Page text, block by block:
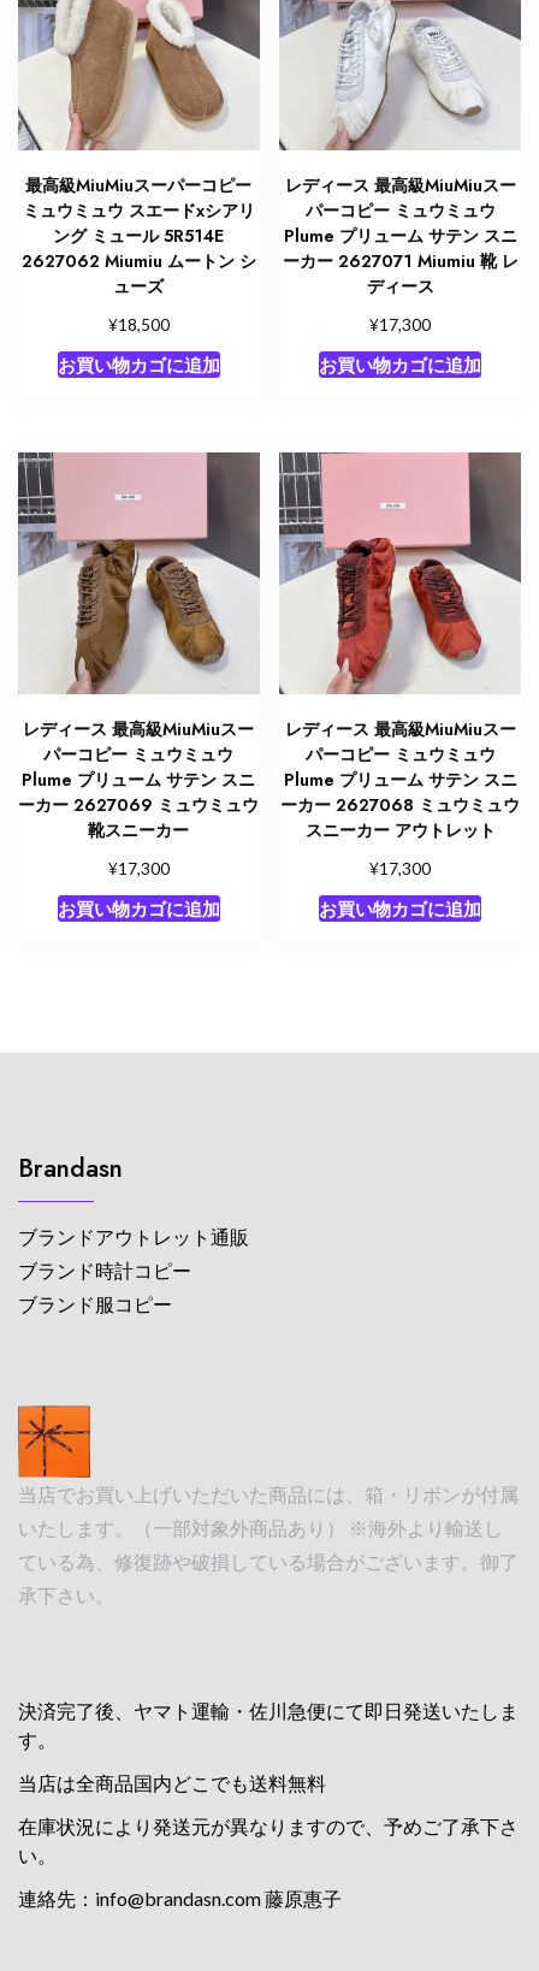
最高級MiuMiuスーパーコピー
ミュウミュウ スエードxシアリ
ング ミュール 5R514E
2627062 Miumiu ムートン シ
ューズ
¥18,500
お買い物カゴに追加
レディース 最高級MiuMiuスー
パーコピー ミュウミュウ
Plume プリューム サテン スニ
ーカー 2627071 Miumiu 靴 レ
ディース
¥17,300
お買い物カゴに追加
レディース 最高級MiuMiuスー
パーコピー ミュウミュウ
Plume プリューム サテン スニ
ーカー 2627069 ミュウミュウ
靴スニーカー
¥17,300
お買い物カゴに追加
レディース 最高級MiuMiuスー
パーコピー ミュウミュウ
Plume プリューム サテン スニ
ーカー 2627068 ミュウミュウ
スニーカー アウトレット
¥17,300
お買い物カゴに追加
Brandasn
ブランドアウトレット通販
ブランド時計コピー
ブランド服コピー
当店でお買い上げいただいた商品には、箱・リボンが付属
いたします。（一部対象外商品あり） ※海外より輸送し
ている為、修復跡や破損している場合がございます。御了
承下さい。
決済完了後、ヤマト運輸・佐川急便にて即日発送いたしま
す。
当店は全商品国内どこでも送料無料
在庫状況により発送元が異なりますので、予めご了承下さ
い。
連絡先： info@brandasn.com藤原惠子